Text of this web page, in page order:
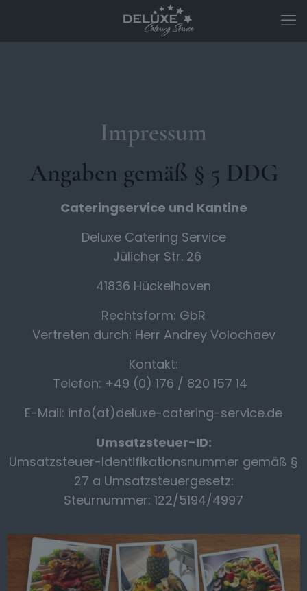
Impressum
Angaben gemäß § 5 DDG
Cateringservice und Kantine
Deluxe Catering Service
Jülicher Str. 26
41836 Hückelhoven
Rechtsform: GbR
Vertreten durch: Herr Andrey Volochaev
Kontakt:
Telefon: +49 (0) 176 / 820 157 14
E-Mail: info(at)deluxe-catering-service.de
Umsatzsteuer-ID:
Umsatzsteuer-Identifikationsnummer gemäß §
27 a Umsatzsteuergesetz:
Steurnummer: 122/5194/4997